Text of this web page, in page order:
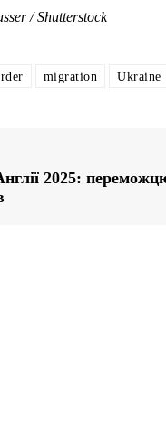
/ Shutterstock
migration Ukraine
2025: